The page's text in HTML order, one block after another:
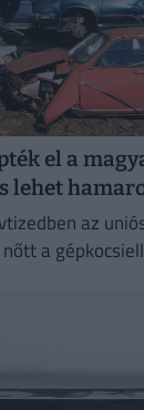
el a
lehet
az
a